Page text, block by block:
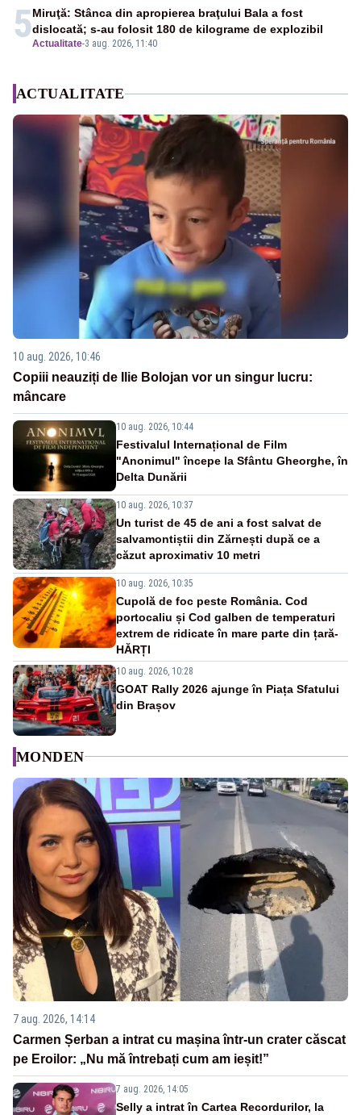
5Actualitate-3 aug. 2026, 11:40
Miruţă: Stânca din apropierea braţului Bala a fost
dislocată; s-au folosit 180 de kilograme de explozibil
ACTUALITATE
10 aug. 2026, 10:46
Copiii neauziți de Ilie Bolojan vor un singur lucru:
mâncare
10 aug. 2026, 10:44
Festivalul Internațional de Film
"Anonimul" începe la Sfântu Gheorghe, în
Delta Dunării
10 aug. 2026, 10:37
Un turist de 45 de ani a fost salvat de
salvamontiștii din Zărnești după ce a
căzut aproximativ 10 metri
10 aug. 2026, 10:35
Cupolă de foc peste România. Cod
portocaliu și Cod galben de temperaturi
extrem de ridicate în mare parte din țară-
HĂRȚI
10 aug. 2026, 10:28
GOAT Rally 2026 ajunge în Piața Sfatului
din Brașov
MONDEN
7 aug. 2026, 14:14
Carmen Șerban a intrat cu mașina într-un crater căscat
pe Eroilor: „Nu mă întrebați cum am ieșit!”
7 aug. 2026, 14:05
Selly a intrat în Cartea Recordurilor, la